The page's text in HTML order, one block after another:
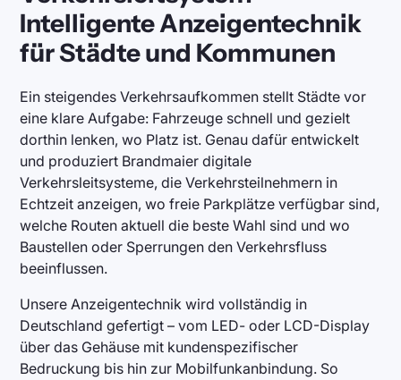
Intelligente Anzeigentechnik
für Städte und Kommunen
Ein steigendes Verkehrsaufkommen stellt Städte vor
eine klare Aufgabe: Fahrzeuge schnell und gezielt
dorthin lenken, wo Platz ist. Genau dafür entwickelt
und produziert Brandmaier digitale
Verkehrsleitsysteme, die Verkehrsteilnehmern in
Echtzeit anzeigen, wo freie Parkplätze verfügbar sind,
welche Routen aktuell die beste Wahl sind und wo
Baustellen oder Sperrungen den Verkehrsfluss
beeinflussen.
Unsere Anzeigentechnik wird vollständig in
Deutschland gefertigt – vom LED- oder LCD-Display
über das Gehäuse mit kundenspezifischer
Bedruckung bis hin zur Mobilfunkanbindung. So